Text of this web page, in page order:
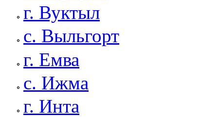
г. Вуктыл
с. Выльгорт
г. Емва
с. Ижма
г. Инта